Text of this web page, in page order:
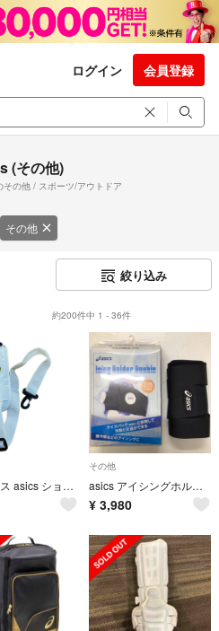
ログイン 会員登録
(その他)
その他 / スポーツ/アウトドア
その他
絞り込み
約200件中 1 - 36件
アシックス asics ショルダーベルト ストラップ 交換用 ホワイト
その他
asics アイシングホルダー 腰肩用 サポーター
¥ 3,980